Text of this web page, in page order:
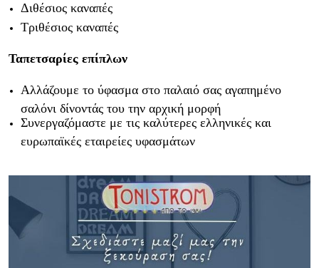
Διθέσιος καναπές
Τριθέσιος καναπές
Ταπετσαρίες επίπλων
Αλλάζουμε το ύφασμα στο παλαιό σας αγαπημένο
σαλόνι δίνοντάς του την αρχική μορφή
Συνεργαζόμαστε με τις καλύτερες ελληνικές και
ευρωπαϊκές εταιρείες υφασμάτων